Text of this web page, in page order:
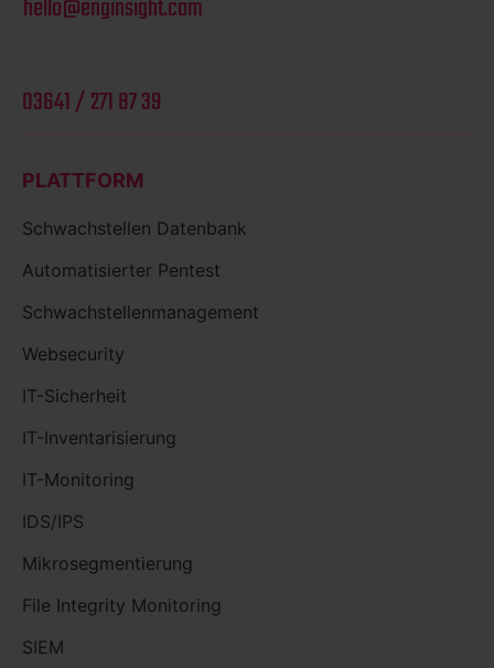
hello@enginsight.com
03641 / 271 87 39
PLATTFORM
Schwachstellen Datenbank
Automatisierter Pentest
Schwachstellenmanagement
Websecurity
IT-Sicherheit
IT-Inventarisierung
IT-Monitoring
IDS/IPS
Mikrosegmentierung
File Integrity Monitoring
SIEM